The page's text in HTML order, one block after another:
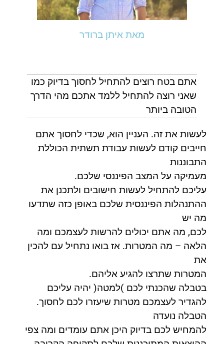
מאת איתן ברודר
אתם בטח רוצים להתחיל לחסוך בדיוק כמו
שאני רוצה להתחיל ללמד אתכם מהי הדרך
הטובה ביותר
לעשות את זה. העניין הוא, שכדי לחסוך אתם
חייבים קודם לעשות עבודת תשתית הכוללת
התבוננות
מעמיקה על המצב הפיננסי שלכם.
עליכם להתחיל לעשות חישובים ולתכנן את
ההתנהלות הפיננסית שלכם באופן כזה שתדעו
מה יש
לכם, מה אתם יכולים להרשות לעצמכם ומה
הלאה – מה המטרות. אז בואו נתחיל עם להכין
את
המטרות שתרצו להגיע אליהם.
בטבלה שהכנתי לכם )למטה( יהיה עליכם
להגדיר לעצמכם מטרות שיעזרו לכם לחסוך.
הטבלה נועדה
להמחיש לכם בדיוק היכן אתם עומדים ומה צפי